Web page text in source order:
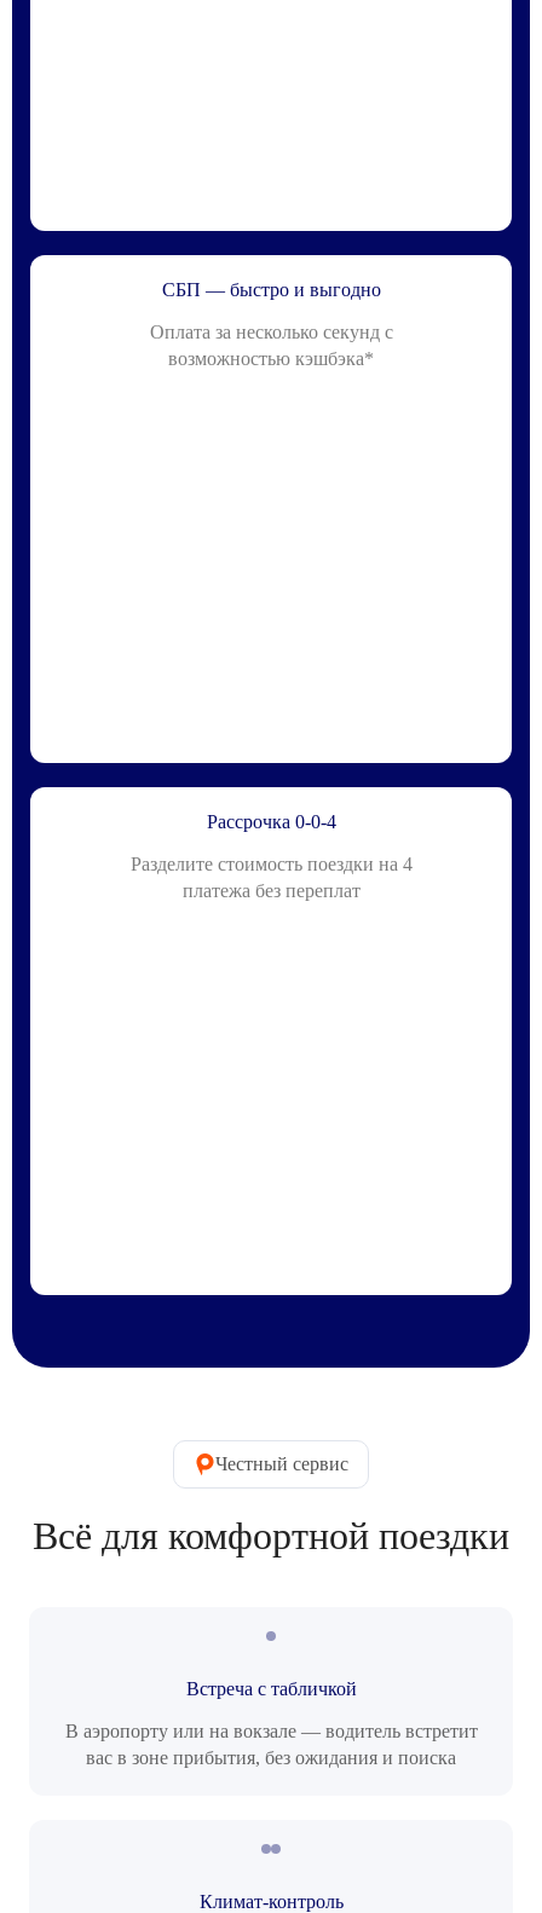
СБП — быстро и выгодно
Оплата за несколько секунд с
возможностью кэшбэка*
Рассрочка 0-0-4
Разделите стоимость поездки на 4
платежа без переплат
Честный сервис
Всё для комфортной поездки
Встреча с табличкой
В аэропорту или на вокзале — водитель встретит
вас в зоне прибытия, без ожидания и поиска
Климат-контроль